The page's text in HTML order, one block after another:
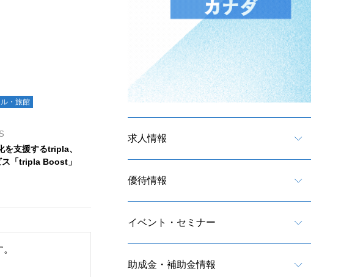
・旅館
を支援するtripla、
ス「tripla Boost」
求人情報
優待情報
イベント・セミナー
助成金・補助金情報